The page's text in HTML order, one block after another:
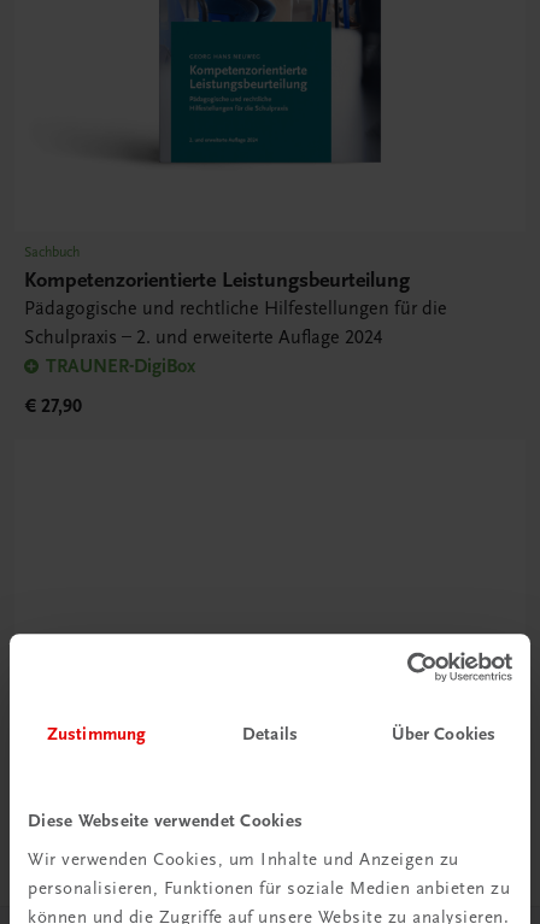
Zustimmung Details Über Cookies
Diese Webseite verwendet Cookies
Wir verwenden Cookies, um Inhalte und Anzeigen zu
personalisieren, Funktionen für soziale Medien anbieten zu
können und die Zugriffe auf unsere Website zu analysieren.
Sachbuch
Kompetenzorientierte Leistungsbeurteilung
Pädagogische und rechtliche Hilfestellungen für die
Schulpraxis – 2. und erweiterte Auflage 2024
TRAUNER-DigiBox
€ 27,90
Newsletter abonnieren
Jetzt anmelden